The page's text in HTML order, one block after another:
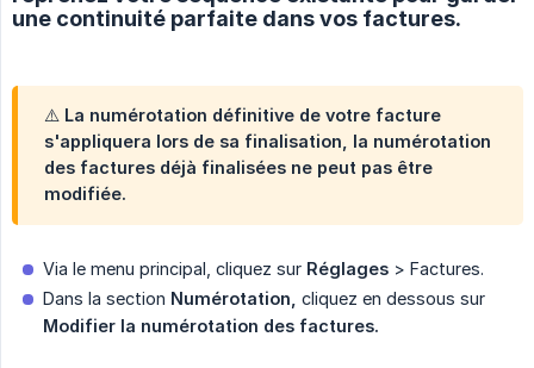
une continuité parfaite dans vos factures.
⚠️ La numérotation définitive de votre facture
s'appliquera lors de sa finalisation, la numérotation
des factures déjà finalisées ne peut pas être
modifiée.
Via le menu principal, cliquez sur Réglages > Factures.
Dans la section Numérotation, cliquez en dessous sur
Modifier la numérotation des factures.